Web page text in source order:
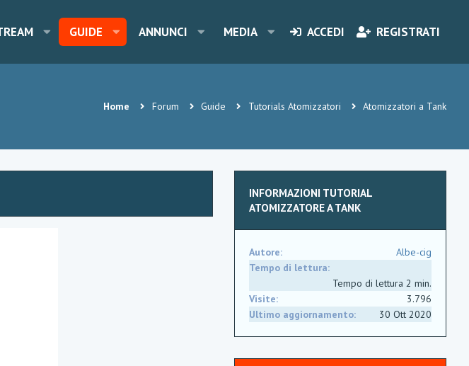
GUIDE ANNUNCI MEDIA ACCEDI REGISTRATI
Home Forum Guide Tutorials Atomizzatori Atomizzatori a Tank
INFORMAZIONI TUTORIAL
ATOMIZZATORE A TANK
Autore
Albe-cig
Tempo di lettura
Tempo di lettura 2 min.
Visite
3.796
Ultimo aggiornamento
30 Ott 2020